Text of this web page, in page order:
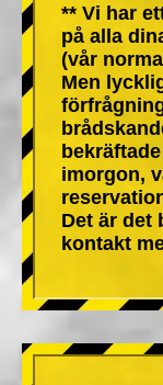
** Vi har
på alla
(vår
Men
imorgon,
Det är det
kontakt